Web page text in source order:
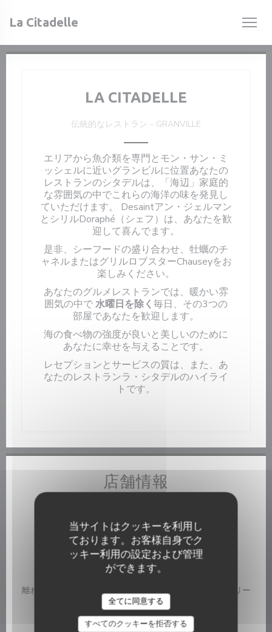
当サイトはクッキーを利用し
ております。お客様自身でク
ッキー利用の設定および管理
ができます。
全てに同意する
すべてのクッキーを拒否する
La Citadelle
LA CITADELLE
伝統的なレストラン - GRANVILLE
エリアから魚介類を専門とモン・サン・ミ
ッシェルに近いグランビルに位置あなたの
レストランのシタデルは、「海辺」家庭的
な雰囲気の中でこれらの海洋の味を発見し
ていただけます。 Desaintアン・ジェルマン
とシリルDoraphé（シェフ）は、あなたを歓
迎して喜んでます。
是非、シーフードの盛り合わせ、牡蠣のチ
ャネルまたはグリルロブスターChauseyをお
楽しみください。
あなたのグルメレストランでは、暖かい雰
囲気の中で水曜日を除く 毎日、その3つの
部屋であなたを歓迎します。
海の食べ物の強度が良いと美しいのために
あなたに幸せを与えることです。
レセプションとサービスの質は、また、あ
なたのレストランラ・シタデルのハイライ
トです。
店舗情報
ビジネスタイプ
伝統的なレストラン
サービス
離れて, テラス, 無料駐車場50m, イベント企画, バリアフリー
アクセス
ご利用可能なお支払い方法
La Citadelle